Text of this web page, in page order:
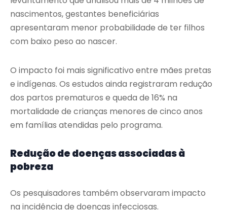
nascimentos, gestantes beneficiárias
apresentaram menor probabilidade de ter filhos
com baixo peso ao nascer.
O impacto foi mais significativo entre mães pretas
e indígenas. Os estudos ainda registraram redução
dos partos prematuros e queda de 16% na
mortalidade de crianças menores de cinco anos
em famílias atendidas pelo programa.
Redução de doenças associadas à
pobreza
Os pesquisadores também observaram impacto
na incidência de doenças infecciosas.